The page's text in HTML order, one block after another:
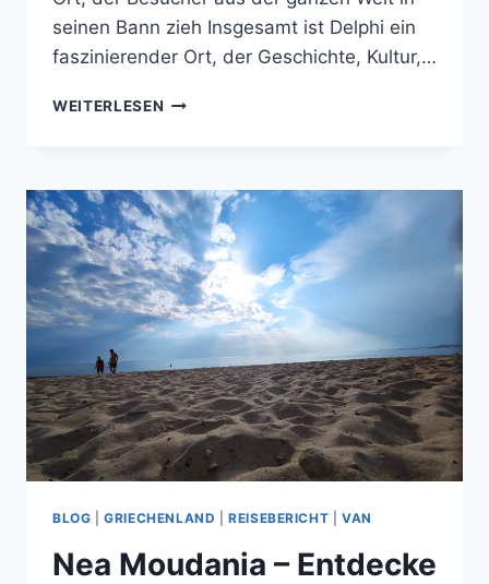
seinen Bann zieh Insgesamt ist Delphi ein
faszinierender Ort, der Geschichte, Kultur,…
WEITERLESEN AUF
ANTIKE:
DELPHI
–
DAS
ORAKEL
DER
GÖTTER
GRIECHENLAND
BLOG |GRIECHENLAND |REISEBERICHT |VAN
Nea Moudania – Entdecke